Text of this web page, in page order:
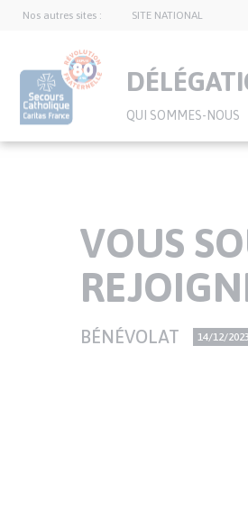
Nos autres sites : SITE NATIONAL
QUI SOMMES-NOUS
VOUS
TYPE
BÉNÉVOLAT
PRÉCISION
14/12/2023